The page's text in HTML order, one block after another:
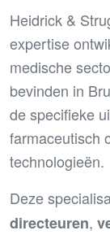
Heidrick &
expertise
medische
bevinden in
de specifieke
farmaceutisch
technologieën.
Deze
directeuren,